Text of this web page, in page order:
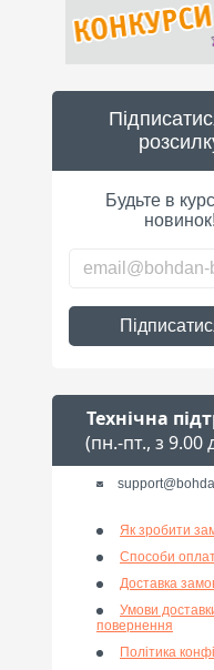
Будьте в
новинок!
Технічна
(пн.-пт., з 9.00
Як зробити
Способи
Доставка
Умови
повернення
Політика